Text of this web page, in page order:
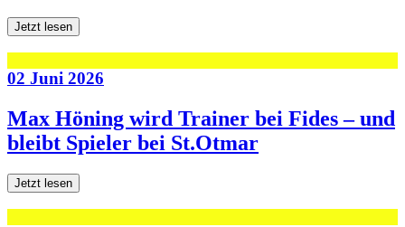
Jetzt lesen
02 Juni 2026
Max Höning wird Trainer bei Fides – und
bleibt Spieler bei St.Otmar
Jetzt lesen